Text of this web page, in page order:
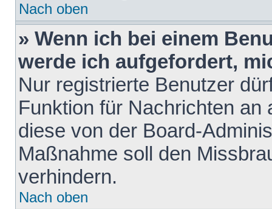
Nach oben
» Wenn ich bei einem
werde ich aufgefordert,
Nur registrierte Benutzer
Funktion für Nachrichten
diese von der Board-
Maßnahme soll den
verhindern.
Nach oben